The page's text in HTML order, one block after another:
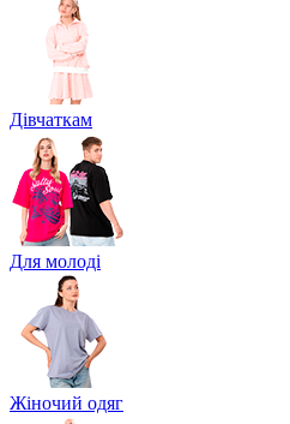
Дівчаткам
Для молоді
Жіночий одяг